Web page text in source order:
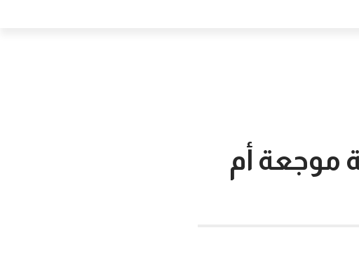
موجعة أم